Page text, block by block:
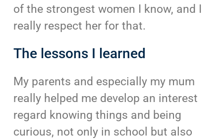
of the strongest women I know, and I
really respect her for that.
The lessons I learned
My parents and especially my mum
really helped me develop an interest
regard knowing things and being
curious, not only in school but also